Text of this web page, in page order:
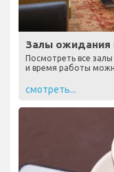
Залы ожидания
Посмотреть все
и время работы
смотреть...